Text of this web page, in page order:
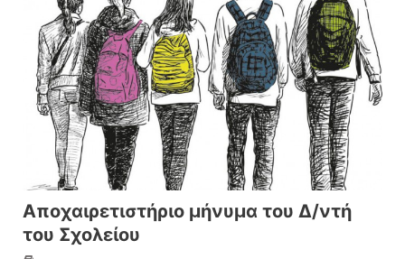
Αποχαιρετιστήριο μήνυμα του Δ/ντή
του Σχολείου